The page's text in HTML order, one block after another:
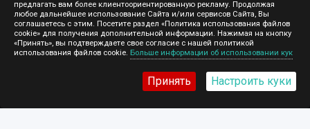
пользователей AvizInfo.uz третьим лицам. Мы не отвечаем за
правила конфиденциальности сайтов на которые ссылается
AvizInfo.uz. На некоторых страницах нашего сайта представлена
реклама Google Adsense Advertising Network. Чтобы узнать
подробней о правилах конфиденциальности Googleнажмите тут
предлагать вам более клиентоориентированную рекламу. Продолжая
любое дальнейшее использование Сайта и/или сервисов Сайта, Вы
соглашаетесь с этим. Посетите раздел «Политика использования файлов
cookie» для получения дополнительной информации. Нажимая на кнопку
«Принять», вы подтверждаете свое согласие с нашей политикой
использования файлов cookie. Больше информации об использовании кук
Принять Настроить куки